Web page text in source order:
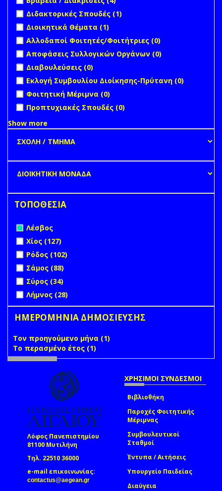
Apply Διδακτορικές Σπουδές filter
Διδακτορικές Σπουδές (1)
Apply Διοικητικά Θέματα filter
Διοικητικά Θέματα (1)
undefined
Αλλοδαποί Φοιτητές/Φοιτήτριες (0)
undefined
Αποφάσεις Συλλογικών Οργάνων (0)
undefined
Διαβουλεύσεις (0)
undefined
Εκλογή Συμβουλίου Διοίκησης-Πρύτανη (0)
undefined
Φοιτητική Μέριμνα (0)
undefined
Προπτυχιακές Σπουδές (0)
Show more
ΤΟΠΟΘΕΣΙΑ
Remove Λέσβος filter
Λέσβος
Apply Χίος filter
Χίος (127)
Apply Ρόδος filter
Ρόδος (102)
Apply Σάμος filter
Σάμος (88)
Apply Σύρος filter
Σύρος (34)
Apply Λήμνος filter
Λήμνος (28)
ΗΜΕΡΟΜΗΝΙΑ ΔΗΜΟΣΙΕΥΣΗΣ
Τον προηγούμενο μήνα (1)
Το περασμένο έτος (1)
Λόφος Πανεπιστημίου
81100 Μυτιλήνη
Τηλ. 22510 36000
e-mail επικοινωνίας:
contactus@aegean.gr
ΧΡΗΣΙΜΟΙ ΣΥΝΔΕΣΜΟΙ
Βιβλιοθήκη
Παροχές Φοιτητικής
Μέριμνας
Συμβουλευτικοί
Σταθμοί
Έντυπα / Αιτήσεις
Υπουργείο Παιδείας
Διαύγεια